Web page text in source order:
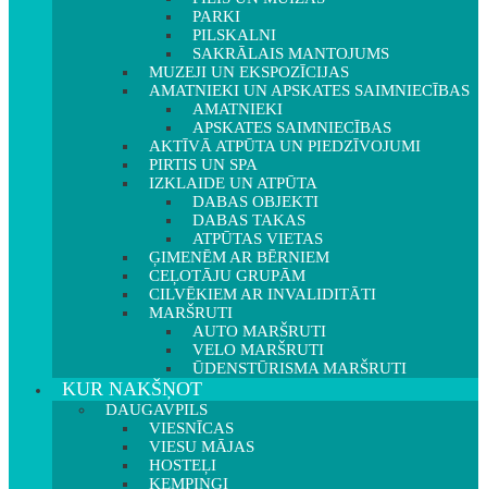
PARKI
PILSKALNI
SAKRĀLAIS MANTOJUMS
MUZEJI UN EKSPOZĪCIJAS
AMATNIEKI UN APSKATES SAIMNIECĪBAS
AMATNIEKI
APSKATES SAIMNIECĪBAS
AKTĪVĀ ATPŪTA UN PIEDZĪVOJUMI
PIRTIS UN SPA
IZKLAIDE UN ATPŪTA
DABAS OBJEKTI
DABAS TAKAS
ATPŪTAS VIETAS
ĢIMENĒM AR BĒRNIEM
CEĻOTĀJU GRUPĀM
CILVĒKIEM AR INVALIDITĀTI
MARŠRUTI
AUTO MARŠRUTI
VELO MARŠRUTI
ŪDENSTŪRISMA MARŠRUTI
KUR NAKŠŅOT
DAUGAVPILS
VIESNĪCAS
VIESU MĀJAS
HOSTEĻI
KEMPINGI